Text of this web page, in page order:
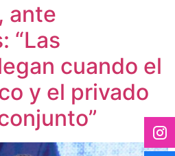
ante
“Las
cuando el
y el privado